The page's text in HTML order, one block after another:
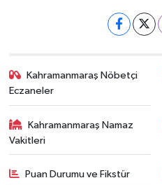
Kahramanmaraş Nöbetçi
Eczaneler
Kahramanmaraş Namaz
Vakitleri
Puan Durumu ve Fikstür